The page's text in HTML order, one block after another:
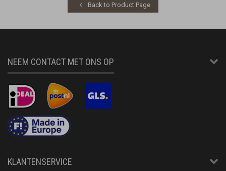
Back to Product Page
NEEM CONTACT MET ONS OP
KLANTENSERVICE